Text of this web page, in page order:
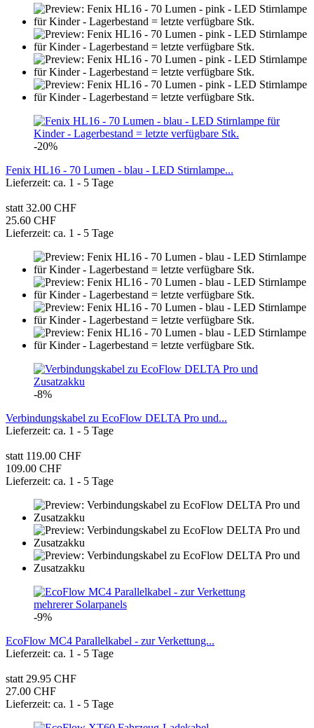
-20%
Fenix HL16 - 70 Lumen - blau - LED Stirnlampe...
Lieferzeit: ca. 1 - 5 Tage
statt 32.00 CHF
25.60 CHF
Lieferzeit: ca. 1 - 5 Tage
-8%
Verbindungskabel zu EcoFlow DELTA Pro und...
Lieferzeit: ca. 1 - 5 Tage
statt 119.00 CHF
109.00 CHF
Lieferzeit: ca. 1 - 5 Tage
-9%
EcoFlow MC4 Parallelkabel - zur Verkettung...
Lieferzeit: ca. 1 - 5 Tage
statt 29.95 CHF
27.00 CHF
Lieferzeit: ca. 1 - 5 Tage